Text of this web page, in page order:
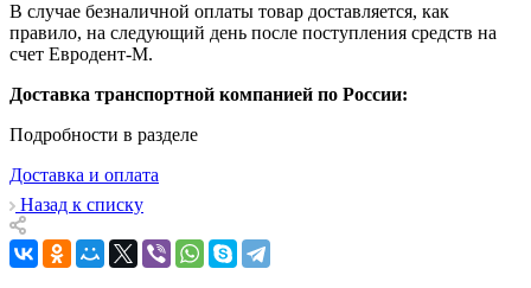
В случае безналичной оплаты товар доставляется, как
правило, на следующий день после поступления средств на
счет Евродент-М.
Доставка транспортной компанией по России:
Подробности в разделе
Доставка и оплата
Назад к списку